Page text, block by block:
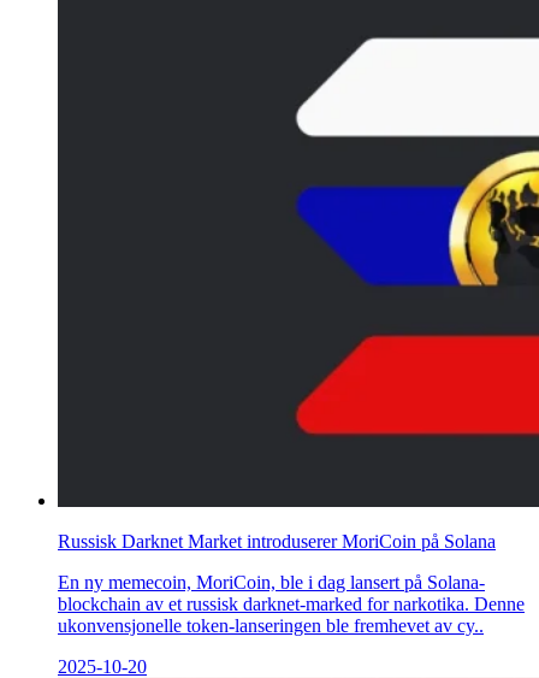
Russisk Darknet Market introduserer MoriCoin på Solana
En ny memecoin, MoriCoin, ble i dag lansert på Solana-
blockchain av et russisk darknet-marked for narkotika. Denne
ukonvensjonelle token-lanseringen ble fremhevet av cy..
2025-10-20